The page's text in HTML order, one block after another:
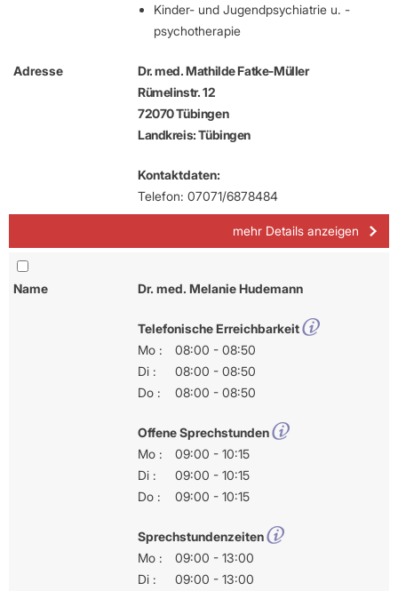
Kinder- und Jugendpsychiatrie u. -
psychotherapie
Adresse
Dr. med. Mathilde Fatke-Müller
Rümelinstr. 12
72070 Tübingen
Landkreis: Tübingen
Kontaktdaten:
Telefon: 07071/6878484
mehr Details anzeigen
Name Dr. med. Melanie Hudemann
Telefonische Erreichbarkeit
Mo :
08:00 - 08:50
Di :
08:00 - 08:50
Do :
08:00 - 08:50
Offene Sprechstunden
Mo :
09:00 - 10:15
Di :
09:00 - 10:15
Do :
09:00 - 10:15
Sprechstundenzeiten
Mo :
09:00 - 13:00
Di :
09:00 - 13:00